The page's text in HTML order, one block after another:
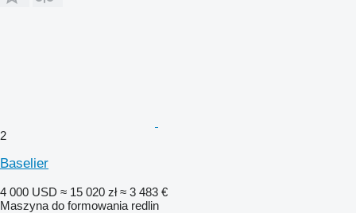
2
Baselier
4 000 USD ≈ 15 020 zł ≈ 3 483 €
Maszyna do formowania redlin